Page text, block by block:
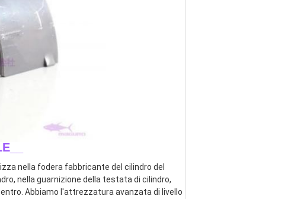
nella fodera fabbricante del cilindro del
nella guarnizione della testata di cilindro,
Abbiamo l'attrezzatura avanzata di livello